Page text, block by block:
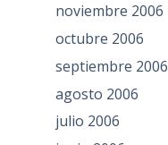
noviembre 2006
octubre 2006
septiembre 2006
agosto 2006
julio 2006